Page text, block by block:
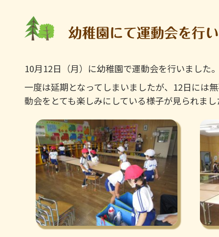
幼稚園にて運動会を行
10月12日（月）に幼稚園で運動会を行いました
一度は延期となってしまいましたが、12日には
動会をとても楽しみにしている様子が見られま